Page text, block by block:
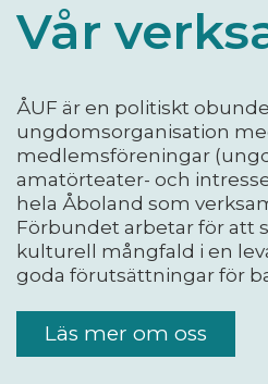
Vår
ÅUF är en politiskt
ungdomsorganisation
medlemsföreningar
amatörteater- och
hela Åboland som
Förbundet arbetar för att
kulturell mångfald i en
goda förutsättningar för
Läs mer om oss